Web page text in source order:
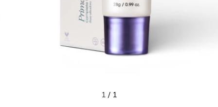
1 / 1